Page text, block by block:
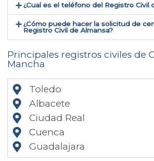
¿Cual es el teléfono del Registro Civil
¿Cómo puede hacer la solicitud de
Registro Civil de Almansa​?
Principales registros civiles de
Mancha
Toledo
Albacete
Ciudad Real
Cuenca
Guadalajara